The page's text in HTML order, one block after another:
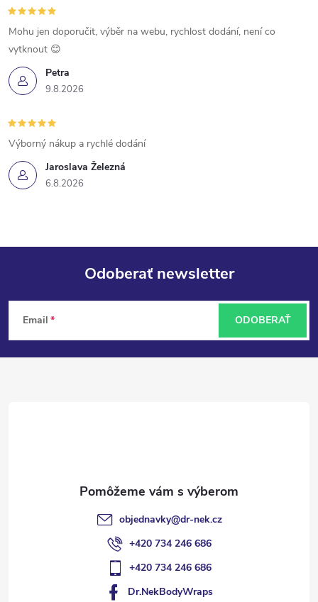
r
v
k
y
v
ý
p
s
e
Petra
9.8.2026
Mohu jen doporučit, výběr na webu, rychlost dodání, není co
vytknout 😊
Jaroslava Železná
6.8.2026
Výborný nákup a rychlé dodání
Z
á
Odoberať newsletter
Email ODOBERAŤ
objednavky@dr-nek.cz
+420 734 246 686
+420 734 246 686
Dr.NekBodyWraps